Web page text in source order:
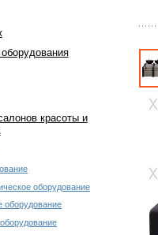
красоты и
оборудование
оборудование